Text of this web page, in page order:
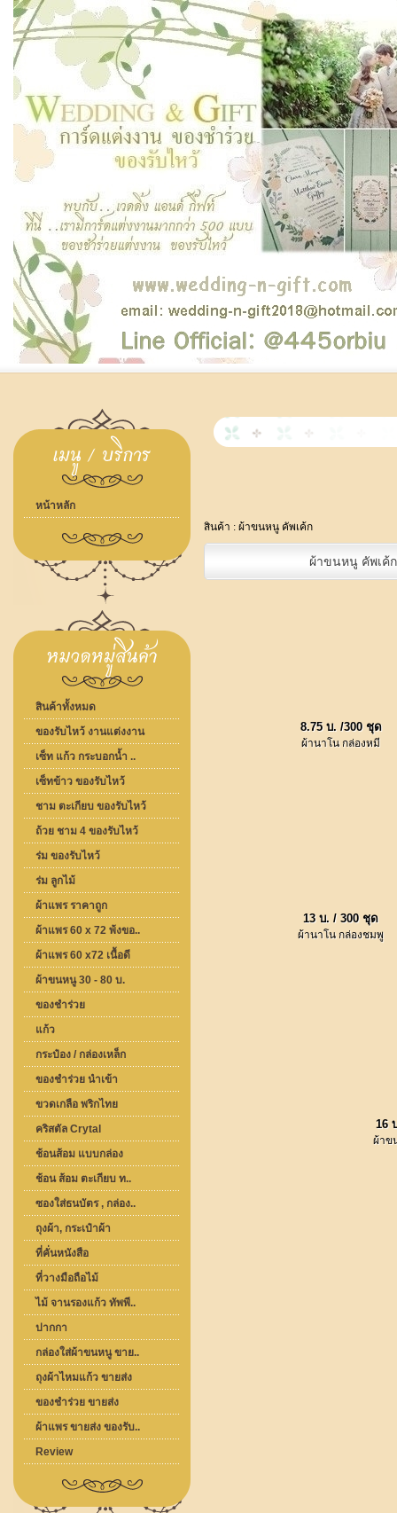
หน้าหลัก
สินค้าทั้งหมด
ของรับไหว้ งานแต่งงาน
เซ็ท แก้ว กระบอกน้ำ ..
เซ็ทข้าว ของรับไหว้
ชาม ตะเกียบ ของรับไหว้
ถ้วย ชาม 4 ของรับไหว้
ร่ม ของรับไหว้
ร่ม ลูกไม้
ผ้าแพร ราคาถูก
ผ้าแพร 60 x 72 พ้งขอ..
ผ้าแพร 60 x72 เนื้อดี
ผ้าขนหนู 30 - 80 บ.
ของชำร่วย
แก้ว
กระป๋อง / กล่องเหล็ก
ของชำร่วย นำเข้า
ขวดเกลือ พริกไทย
คริสตัล Crytal
ช้อนส้อม แบบกล่อง
ช้อน ส้อม ตะเกียบ ท..
ซองใส่ธนบัตร , กล่อง..
ถุงผ้า, กระเป๋าผ้า
ที่คั่นหนังสือ
ที่วางมือถือไม้
ไม้ จานรองแก้ว ทัพพี..
ปากกา
กล่องใส่ผ้าขนหนู ขาย..
ถุงผ้าไหมแก้ว ขายส่ง
ของชำร่วย ขายส่ง
ผ้าแพร ขายส่ง ของรับ..
Review
สินค้า : ผ้าขนหนู คัพเค้ก
ผ้าขนหนู คัพเค้
8.75 บ. /300 ชุด
ผ้านาโน กล่องหมี
13 บ. / 300 ชุด
ผ้านาโน กล่องชมพู
16
ผ้าข